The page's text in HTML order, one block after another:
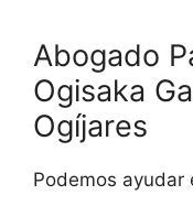
Abogado
Ogisaka
Ogíjares
Podemos ayudar